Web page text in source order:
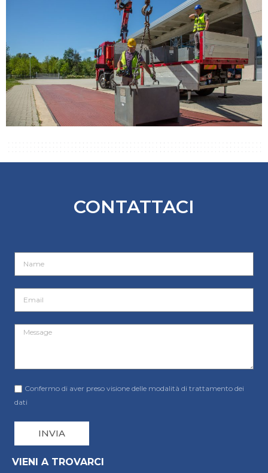
CONTATTACI
Confermo di aver preso visione delle modalità di trattamento dei
dati
INVIA
VIENI A TROVARCI